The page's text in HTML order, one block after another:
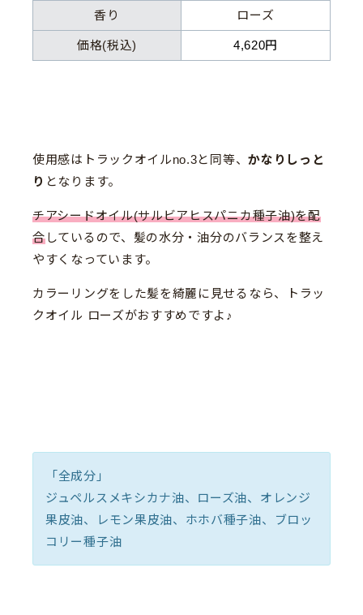
香り ローズ
価格(税込) 4,620円
使用感はトラックオイルno.3と同等、かなりしっと
り となります。
チアシードオイル(サルビアヒスパニカ種子油)を配
合しているので、髪の水分・油分のバランスを整え
やすくなっています。
カラーリングをした髪を綺麗に見せるなら、トラッ
クオイル ローズがおすすめですよ♪
「全成分」
ジュペルスメキシカナ油、ローズ油、オレンジ
果皮油、レモン果皮油、ホホバ種子油、ブロッ
コリー種子油